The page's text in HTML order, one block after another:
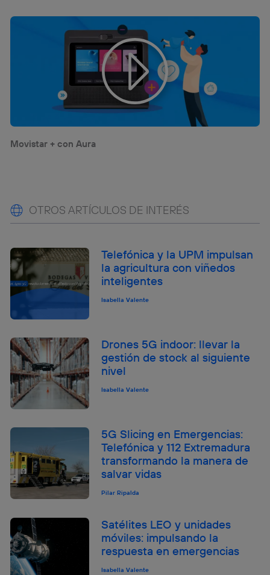
Movistar + con Aura
OTROS ARTÍCULOS DE INTERÉS
Telefónica y la UPM impulsan
la agricultura con viñedos
inteligentes
Isabella Valente
Drones 5G indoor: llevar la
gestión de stock al siguiente
nivel
Isabella Valente
5G Slicing en Emergencias:
Telefónica y 112 Extremadura
transformando la manera de
salvar vidas
Pilar Ripalda
Satélites LEO y unidades
móviles: impulsando la
respuesta en emergencias
Isabella Valente